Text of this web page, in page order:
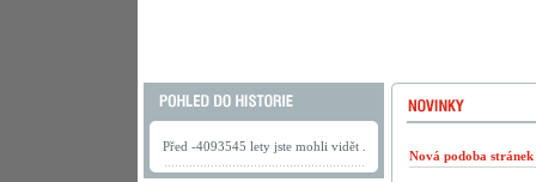
Před -4093545 lety jste mohli vidět .
Nová podoba